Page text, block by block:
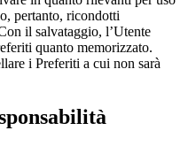
pertanto, ricondotti
il salvataggio, l’Utente
quanto memorizzato.
i Preferiti a cui non sarà